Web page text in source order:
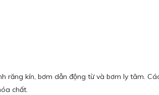
răng kín, bơm dẫn động từ và bơm ly tâm.
chất.